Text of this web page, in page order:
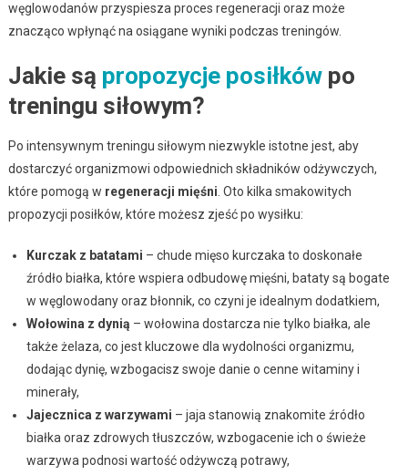
węglowodanów przyspiesza proces regeneracji oraz może
znacząco wpłynąć na osiągane wyniki podczas treningów.
Jakie są propozycje posiłkówpo
treningu siłowym?
Po intensywnym treningu siłowym niezwykle istotne jest, aby
dostarczyć organizmowi odpowiednich składników odżywczych,
które pomogą w regeneracji mięśni. Oto kilka smakowitych
propozycji posiłków, które możesz zjeść po wysiłku:
Kurczak z batatami – chude mięso kurczaka to doskonałe
źródło białka, które wspiera odbudowę mięśni, bataty są bogate
w węglowodany oraz błonnik, co czyni je idealnym dodatkiem,
Wołowina z dynią – wołowina dostarcza nie tylko białka, ale
także żelaza, co jest kluczowe dla wydolności organizmu,
dodając dynię, wzbogacisz swoje danie o cenne witaminy i
minerały,
Jajecznica z warzywami – jaja stanowią znakomite źródło
białka oraz zdrowych tłuszczów, wzbogacenie ich o świeże
warzywa podnosi wartość odżywczą potrawy,